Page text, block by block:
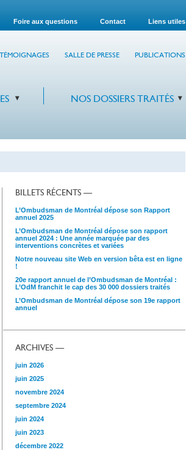
Foire aux questions Contact Liens utiles
TÉMOIGNAGES SALLE DE PRESSE PUBLICATIONS
NOS DOSSIERS TRAITÉS
BILLETS RÉCENTS —
L’Ombudsman de Montréal dépose son Rapport
annuel 2025
L’Ombudsman de Montréal dépose son rapport
annuel 2024 : Une année marquée par des
interventions concrètes et variées
Notre nouveau site Web en version bêta est en ligne
!
20e rapport annuel de l’Ombudsman de Montréal :
L’OdM franchit le cap des 30 000 dossiers traités
L’Ombudsman de Montréal dépose son 19e rapport
annuel
ARCHIVES —
juin 2026
juin 2025
novembre 2024
septembre 2024
juin 2024
juin 2023
décembre 2022